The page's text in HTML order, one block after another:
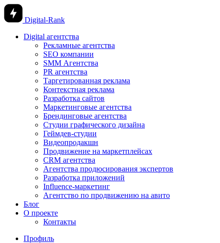
Digital-Rank
Digital агентства
Рекламные агентства
SEO компании
SMM Агентства
PR агентства
Таргетированная реклама
Контекстная реклама
Разработка сайтов
Маркетинговые агентства
Брендинговые агентства
Студии графического дизайна
Геймдев-студии
Видеопродакшн
Продвижение на маркетплейсах
CRM агентства
Агентства продюсирования экспертов
Разработка приложений
Influence-маркетинг
Агентство по продвижению на авито
Блог
О проекте
Контакты
Профиль